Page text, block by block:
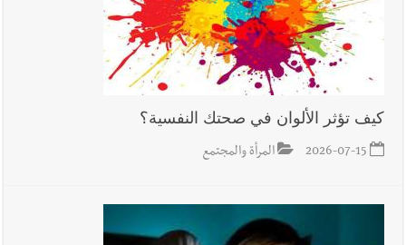
كيف تؤثر الألوان في صحتك النفسية؟
2026-07-15 المرأة والمجتمع